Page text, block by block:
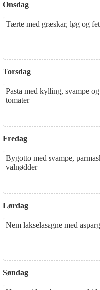
Onsdag
Tærte med græskar, løg og
Torsdag
Pasta med kylling, svampe
tomater
Fredag
Bygotto med svampe,
valnødder
Lørdag
Nem lakselasagne med
Søndag